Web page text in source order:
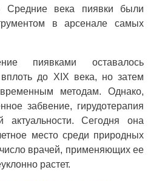
Средние века пиявки были
в арсенале самых
пиявками оставалось
до XIX века, но затем
методам. Однако,
забвение, гирудотерапия
актуальности. Сегодня она
место среди природных
врачей, применяющих ее
растет.